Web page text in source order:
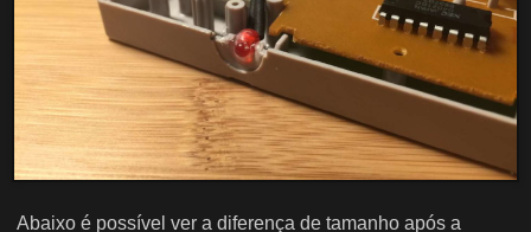
Abaixo é possível ver a diferença de tamanho após a